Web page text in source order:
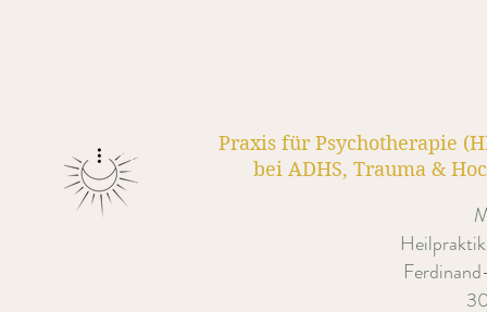
Praxis für Psychotherapie
bei ADHS, Trauma &